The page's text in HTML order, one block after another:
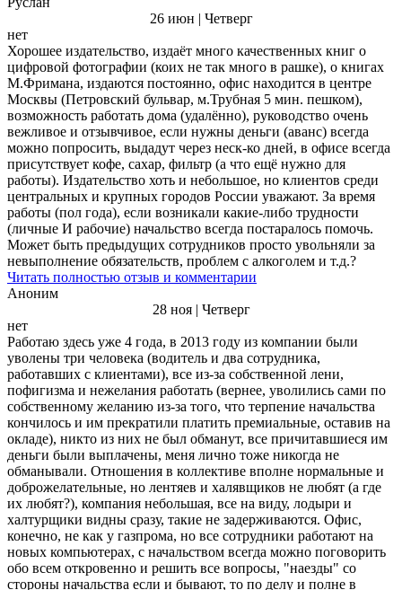
26 июн | Четверг
нет
Хорошее издательство, издаёт много качественных книг о
цифровой фотографии (коих не так много в рашке), о книгах
М.Фримана, издаются постоянно, офис находится в центре
Москвы (Петровский бульвар, м.Трубная 5 мин. пешком),
возможность работать дома (удалённо), руководство очень
вежливое и отзывчивое, если нужны деньги (аванс) всегда
можно попросить, выдадут через неск-ко дней, в офисе всегда
присутствует кофе, сахар, фильтр (а что ещё нужно для
работы). Издательство хоть и небольшое, но клиентов среди
центральных и крупных городов России уважают. За время
работы (пол года), если возникали какие-либо трудности
(личные И рабочие) начальство всегда постаралось помочь.
Может быть предыдущих сотрудников просто увольняли за
невыполнение обязательств, проблем с алкоголем и т.д.?
Читать полностью отзыв и комментарии
Аноним
28 ноя | Четверг
нет
Работаю здесь уже 4 года, в 2013 году из компании были
уволены три человека (водитель и два сотрудника,
работавших с клиентами), все из-за собственной лени,
пофигизма и нежелания работать (вернее, уволились сами по
собственному желанию из-за того, что терпение начальства
кончилось и им прекратили платить премиальные, оставив на
окладе), никто из них не был обманут, все причитавшиеся им
деньги были выплачены, меня лично тоже никогда не
обманывали. Отношения в коллективе вполне нормальные и
доброжелательные, но лентяев и халявщиков не любят (а где
их любят?), компания небольшая, все на виду, лодыри и
халтурщики видны сразу, такие не задерживаются. Офис,
конечно, не как у газпрома, но все сотрудники работают на
новых компьютерах, с начальством всегда можно поговорить
обо всем откровенно и решить все вопросы, "наезды" со
стороны начальства если и бывают, то по делу и полне в